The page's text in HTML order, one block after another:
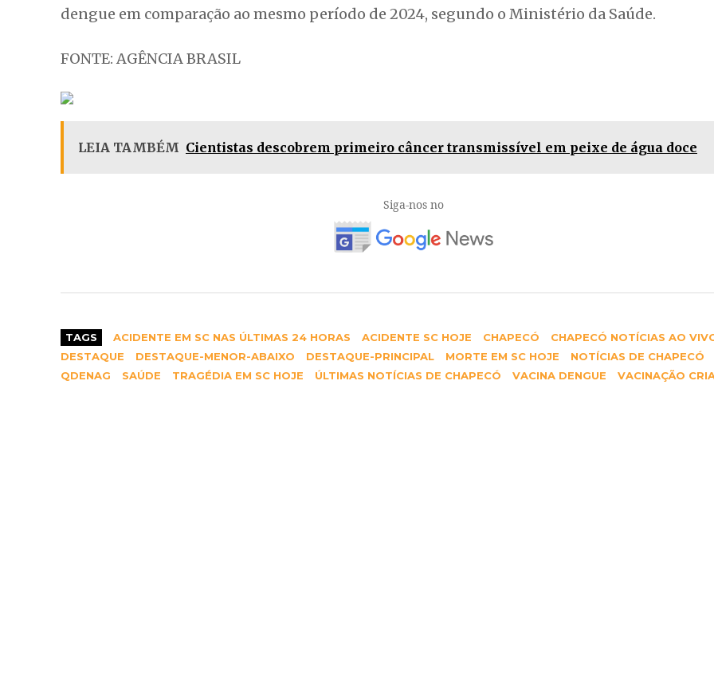
dengue em comparação ao mesmo período de 2024, segundo o Ministério da Saúde.
FONTE: AGÊNCIA BRASIL
LEIA TAMBÉM Cientistas descobrem primeiro câncer transmissível em peixe de água doce
Siga-nos no
TAGS ACIDENTE EM SC NAS ÚLTIMAS 24 HORAS ACIDENTE SC HOJE CHAPECÓ
CHAPECÓ NOTÍCIAS AO
DESTAQUE
DESTAQUE-MENOR-ABAIXO DESTAQUE-PRINCIPAL MORTE EM SC HOJE
NOTÍCIAS DE CHAPECÓ
QDENAG
SAÚDE TRAGÉDIA EM SC HOJE ÚLTIMAS NOTÍCIAS DE CHAPECÓ VACINA DENGUE VACINAÇÃO